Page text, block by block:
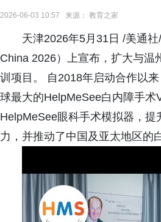
2026-06-03 10:57 来源： 教育之家
天津2026年5月31日 /美通
China 2026）上宣布，扩大与
训项目。 自2018年启动合作以
球最大的HelpMeSee白内障手
HelpMeSee眼科手术模拟器，
力，并推动了中国及亚太地区的